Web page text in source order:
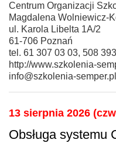
Centrum Organizacji
Magdalena Wolniewicz-
ul. Karola Libelta 1A/2
61-706 Poznań
tel. 61 307 03 03, 508
http://www.szkolenia-
info@szkolenia-semper.pl
13 sierpnia 2026
Obsługa systemu